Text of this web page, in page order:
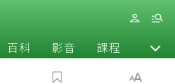
百科 影音 課程 退休